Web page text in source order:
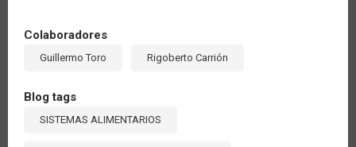
Colaboradores
Guillermo Toro Rigoberto Carrión
Blog tags
SISTEMAS ALIMENTARIOS